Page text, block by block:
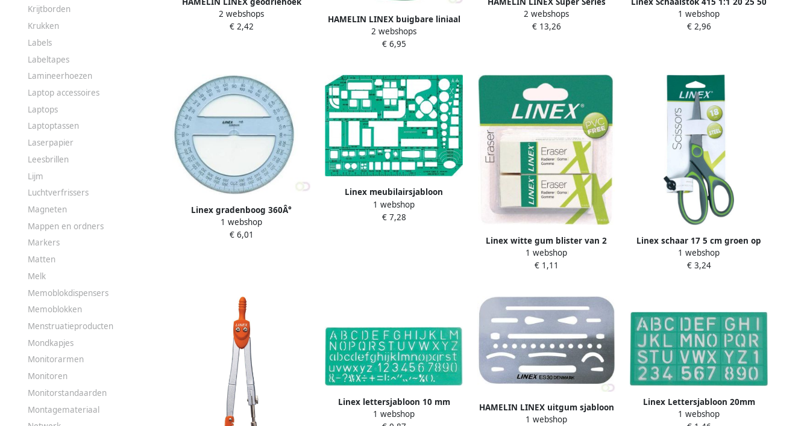
Krijtborden
Krukken
Labels
Labeltapes
Lamineerhoezen
Laptop accessoires
Laptops
Laptoptassen
Laserpapier
Leesbrillen
Lijm
Luchtverfrissers
Magneten
Mappen en ordners
Markers
Matten
Melk
Memoblokdispensers
Memoblokken
Menstruatieproducten
Mondkapjes
Monitorarmen
Monitoren
Monitorstandaarden
Montagemateriaal
1616g
2 webshops
€ 2,42
HAMELIN LINEX buigbare liniaal
50 cm fcg-50
2 webshops
€ 6,95
liniaal 50 cm s50mm groen
2 webshops
€ 13,26
150mm
1 webshop
€ 2,96
Linex gradenboog 360Â°
1 webshop
€ 6,01
Linex meubilairsjabloon
1 webshop
€ 7,28
Linex witte gum blister van 2
stuks
1 webshop
€ 1,11
Linex schaar 17 5 cm groen op
blister
1 webshop
€ 3,24
Linex lettersjabloon 10 mm
1 webshop
HAMELIN LINEX uitgum sjabloon
es-30
1 webshop
Linex Lettersjabloon 20mm
hoofdletters letters cijfers
1 webshop